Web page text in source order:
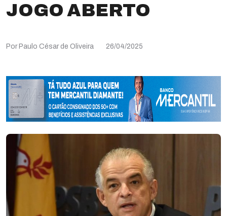
JOGO ABERTO
Por Paulo César de Oliveira 26/04/2025